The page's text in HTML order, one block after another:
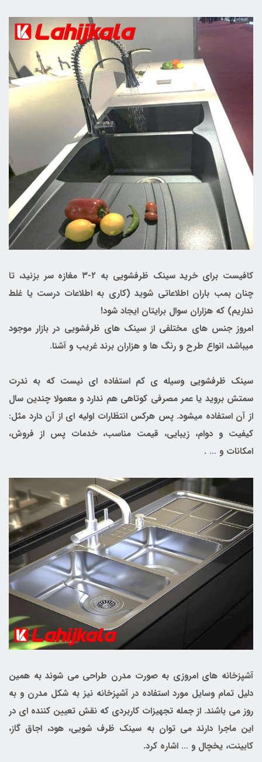
کافیست برای خرید سینک ظرفشویی به ۲-۳ مغازه سر بزنید، تا
چنان بمب باران اطلاعاتی شوید (کاری به اطلاعات درست یا غلط
نداریم) که هزاران سوال برایتان ایجاد شود!
امروز جنس های مختلفی از سینک های ظرفشویی در بازار موجود
میباشد، انواع طرح و رنگ ها و هزاران برند غریب و آشنا.
سینک ظرفشویی وسیله ی کم استفاده ای نیست که به ندرت
سمتش بروید یا عمر مصرفی کوتاهی هم ندارد و معمولا چندین سال
از آن استفاده میشود. پس هرکس انتظارات اولیه ای از آن دارد مثل:
کیفیت و دوام، زیبایی، قیمت مناسب، خدمات پس از فروش،
امکانات و … .
آشپزخانه های امروزی به صورت مدرن طراحی می شوند به همین
دلیل تمام وسایل مورد استفاده در آشپزخانه نیز به شکل مدرن و به
روز می باشند. از جمله تجهیزات کاربردی که نقش تعیین کننده ای در
این ماجرا دارند می توان به سینک ظرف شویی، هود، اجاق گاز،
کابینت، یخچال و … اشاره کرد.